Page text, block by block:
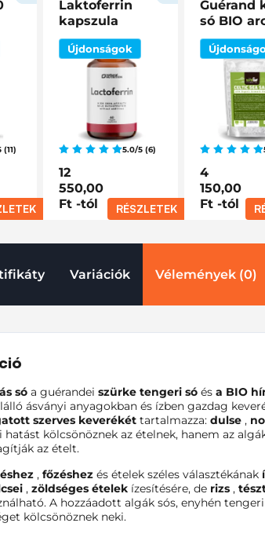
Laktoferrin
kapszula
Újdonságok
5.0/5 (6)
12
550,00
Ft -tól RÉSZLETEK
Guérand
só BIO
4
150,00
Ft -tól
Variációk Vélemények (0)
só a guérandei szürke tengeri só és a BIO
ásványi anyagokban és ízben gazdag
szerves keverékét tartalmazza: dulse ,
kölcsönöznek az ételnek, hanem az
az ételt.
, főzéshez és ételek széles választékának
, zöldséges ételek ízesítésére, de rizs ,
A hozzáadott algák sós, enyhén
kölcsönöznek neki.